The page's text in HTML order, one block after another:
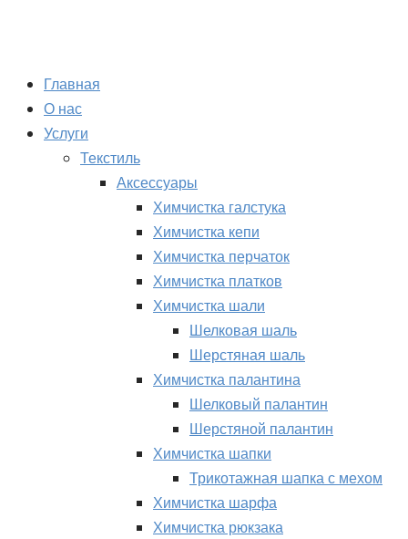
Главная
О нас
Услуги
Текстиль
Аксессуары
Химчистка галстука
Химчистка кепи
Химчистка перчаток
Химчистка платков
Химчистка шали
Шелковая шаль
Шерстяная шаль
Химчистка палантина
Шелковый палантин
Шерстяной палантин
Химчистка шапки
Трикотажная шапка с мехом
Химчистка шарфа
Химчистка рюкзака